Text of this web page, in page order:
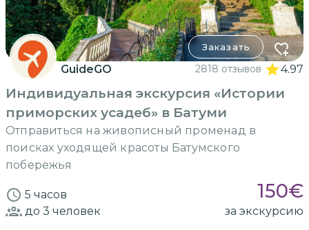
Заказать
GuideGO 2818 отзывов 4.97
Индивидуальная экскурсия «Истории
приморских усадеб» в Батуми
Отправиться на живописный променад в
поисках уходящей красоты Батумского
побережья
5 часов 150€
до 3 человек за экскурсию